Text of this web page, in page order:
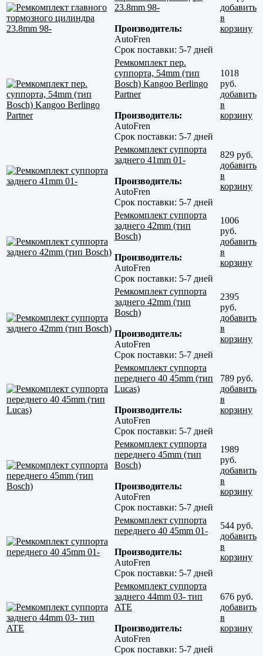
23.8mm 98-
Производитель:
AutoFren
Срок поставки: 5-7 дней
добавить
в
корзину
Ремкомплект пер.
суппорта, 54mm (тип
Bosch) Kangoo Berlingo
Partner
Производитель:
AutoFren
Срок поставки: 5-7 дней
1018
руб.
добавить
в
корзину
Ремкомплект суппорта
заднего 41mm 01-
Производитель:
AutoFren
Срок поставки: 5-7 дней
829 руб.
добавить
в
корзину
Ремкомплект суппорта
заднего 42mm (тип
Bosch)
Производитель:
AutoFren
Срок поставки: 5-7 дней
1006
руб.
добавить
в
корзину
Ремкомплект суппорта
заднего 42mm (тип
Bosch)
Производитель:
AutoFren
Срок поставки: 5-7 дней
2395
руб.
добавить
в
корзину
Ремкомплект суппорта
переднего 40 45mm (тип
Lucas)
Производитель:
AutoFren
Срок поставки: 5-7 дней
789 руб.
добавить
в
корзину
Ремкомплект суппорта
переднего 45mm (тип
Bosch)
Производитель:
AutoFren
Срок поставки: 5-7 дней
1989
руб.
добавить
в
корзину
Ремкомплект суппорта
переднего 40 45mm 01-
Производитель:
AutoFren
Срок поставки: 5-7 дней
544 руб.
добавить
в
корзину
Ремкомплект суппорта
заднего 44mm 03- тип
ATE
Производитель:
AutoFren
Срок поставки: 5-7 дней
676 руб.
добавить
в
корзину